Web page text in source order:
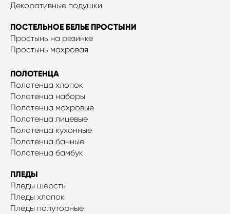
Декоративные подушки
ПОСТЕЛЬНОЕ БЕЛЬЕ ПРОСТЫНИ
Простынь на резинке
Простынь махровая
ПОЛОТЕНЦА
Полотенца хлопок
Полотенца наборы
Полотенца махровые
Полотенца лицевые
Полотенца кухонные
Полотенца банные
Полотенца бамбук
ПЛЕДЫ
Пледы шерсть
Пледы хлопок
Пледы полуторные